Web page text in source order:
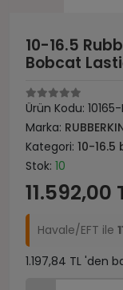
10-16.5
Bobcat
Ürün Kodu:
Marka:
Kategori: 10-
Stok: 10
11.592,00
Havale/EFT ile
1.197,84 TL 'den